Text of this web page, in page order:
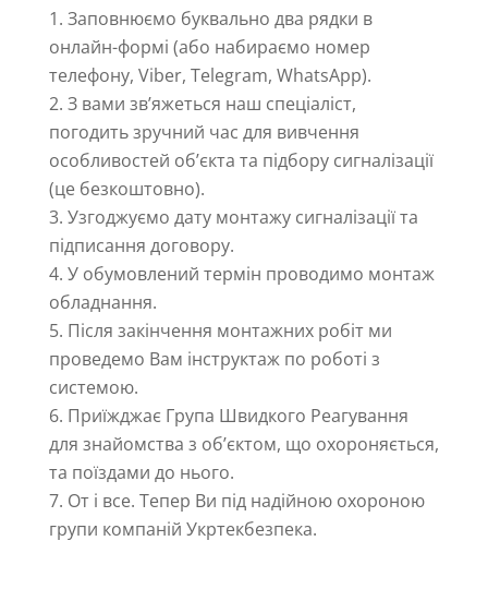
Заповнюємо буквально два рядки в
онлайн-формі (або набираємо номер
телефону, Viber, Telegram, WhatsApp).
З вами зв’яжеться наш спеціаліст,
погодить зручний час для вивчення
особливостей об’єкта та підбору сигналізації
(це безкоштовно).
Узгоджуємо дату монтажу сигналізації та
підписання договору.
У обумовлений термін проводимо монтаж
обладнання.
Після закінчення монтажних робіт ми
проведемо Вам інструктаж по роботі з
системою.
Приїжджає Група Швидкого Реагування
для знайомства з об’єктом, що охороняється,
та поїздами до нього.
От і все. Тепер Ви під надійною охороною
групи компаній Укртекбезпека.